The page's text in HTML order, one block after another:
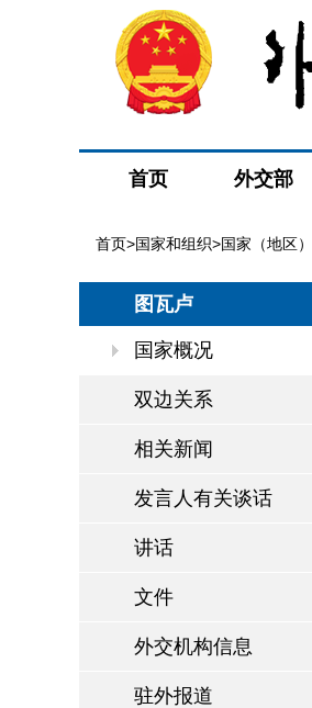
首页 外交部
首页>国家和组织>国家（地区）
图瓦卢
国家概况
双边关系
相关新闻
发言人有关谈话
讲话
文件
外交机构信息
驻外报道